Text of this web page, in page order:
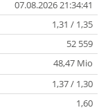
07.08.2026 21:34:41
1,31 / 1,35
52 559
48,47 Mio
1,37 / 1,30
1,60